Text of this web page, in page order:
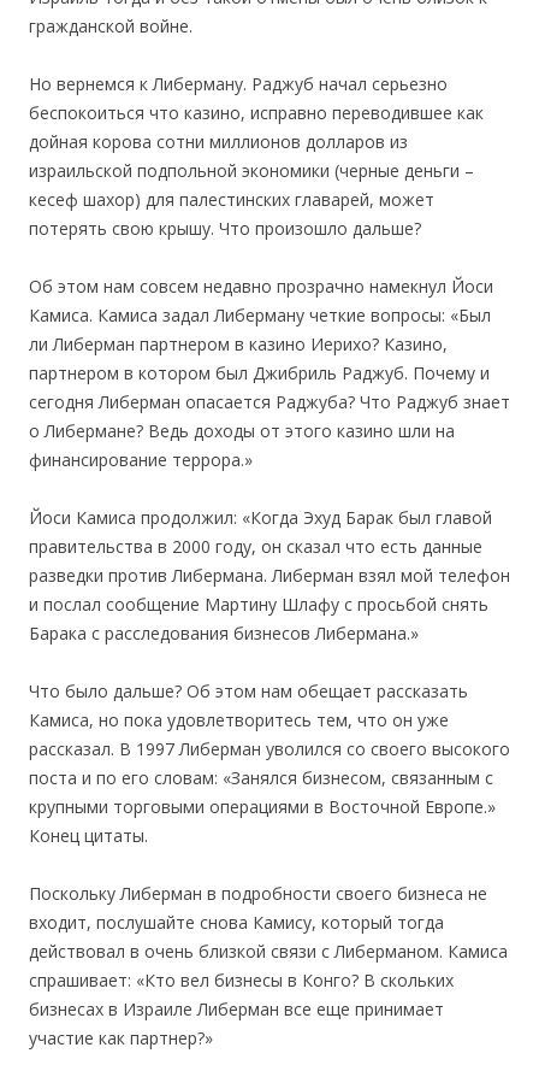
гражданской войне.
Но вернемся к Либерману. Раджуб начал серьезно
беспокоиться что казино, исправно переводившее как
дойная корова сотни миллионов долларов из
израильской подпольной экономики (черные деньги –
кесеф шахор) для палестинских главарей, может
потерять свою крышу. Что произошло дальше?
Об этом нам совсем недавно прозрачно намекнул Йоси
Камиса. Камиса задал Либерману четкие вопросы: «Был
ли Либерман партнером в казино Иерихо? Казино,
партнером в котором был Джибриль Раджуб. Почему и
сегодня Либерман опасается Раджуба? Что Раджуб знает
о Либермане? Ведь доходы от этого казино шли на
финансирование террора.»
Йоси Камиса продолжил: «Когда Эхуд Барак был главой
правительства в 2000 году, он сказал что есть данные
разведки против Либермана. Либерман взял мой телефон
и послал сообщение Мартину Шлафу с просьбой снять
Барака с расследования бизнесов Либермана.»
Что было дальше? Об этом нам обещает рассказать
Камиса, но пока удовлетворитесь тем, что он уже
рассказал. В 1997 Либерман уволился со своего высокого
поста и по его словам: «Занялся бизнесом, связанным с
крупными торговыми операциями в Восточной Европе.»
Конец цитаты.
Поскольку Либерман в подробности своего бизнеса не
входит, послушайте снова Камису, который тогда
действовал в очень близкой связи с Либерманом. Камиса
спрашивает: «Кто вел бизнесы в Конго? В скольких
бизнесах в Израиле Либерман все еще принимает
участие как партнер?»